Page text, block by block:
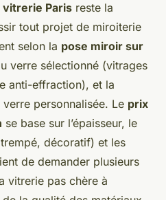
Paris reste la
tout projet de miroiterie
selon la pose miroir sur
verre sélectionné (vitrages
anti-effraction), et la
verre personnalisée. Le prix
se base sur l’épaisseur, le
décoratif) et les
de demander plusieurs
vitrerie pas chère à